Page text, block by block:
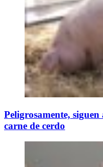
Peligrosamente,
carne de cerdo